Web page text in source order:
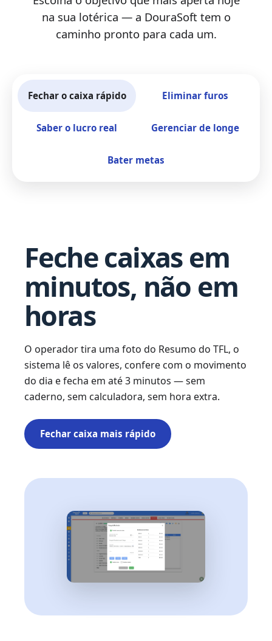
na sua lotérica — a DouraSoft tem o
caminho pronto para cada um.
Fechar o caixa rápido Eliminar furos
Saber o lucro real Gerenciar de longe
Bater metas
Feche caixas em
minutos, não em
horas
O operador tira uma foto do Resumo do TFL, o
sistema lê os valores, confere com o movimento
do dia e fecha em até 3 minutos — sem
caderno, sem calculadora, sem hora extra.
Fechar caixa mais rápido